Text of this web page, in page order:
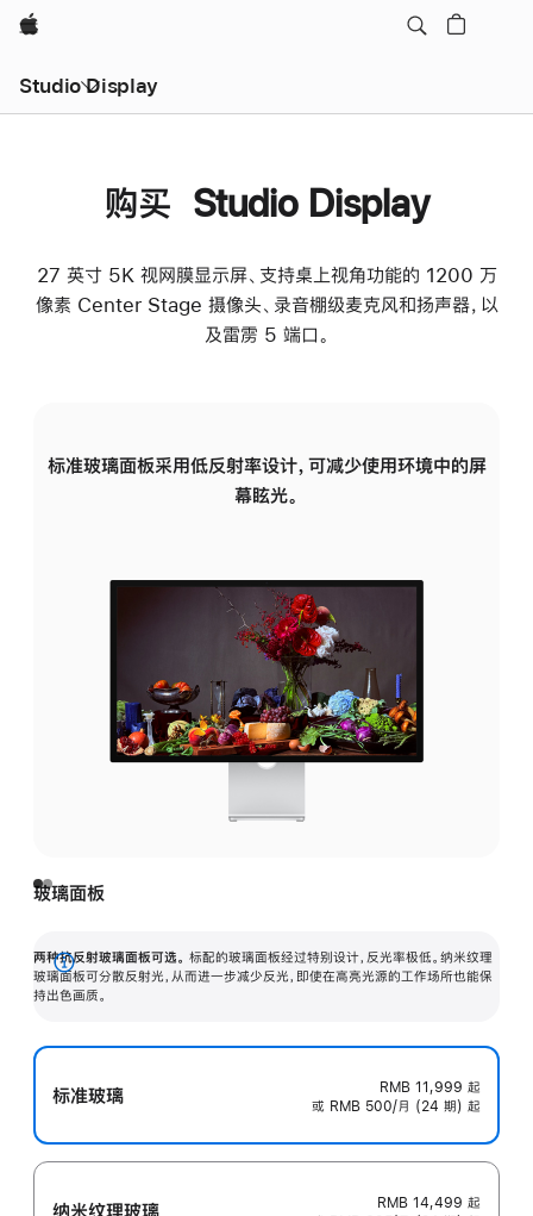
Apple
Studio Display
购买 Studio Display
27 英寸 5K 视网膜显示屏、支持桌上视角功能的 1200 万
像素 Center Stage 摄像头、录音棚级麦克风和扬声器，以
及雷雳 5 端口。
标准玻璃面板采用低反射率设计，可减少使用环境中的屏
幕眩光。
玻璃面板
两种抗反射玻璃面板可选。 标配的玻璃面板经过特别设计，反光率极低。纳米纹理
玻璃面板可分散反射光，从而进一步减少反光，即使在高亮光源的工作场所也能保
持出色画质。
展
开
标准玻璃 RMB 11,999 起
或 RMB 500/月 (24 期) 起
纳米纹理玻璃 RMB 14,499 起